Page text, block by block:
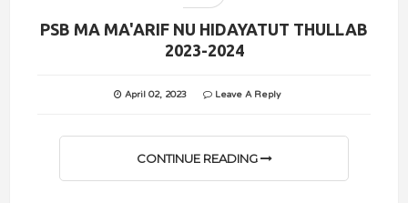
PSB MA MA'ARIF NU HIDAYATUT THULLAB
2023-2024
April 02, 2023 Leave A Reply
CONTINUE READING